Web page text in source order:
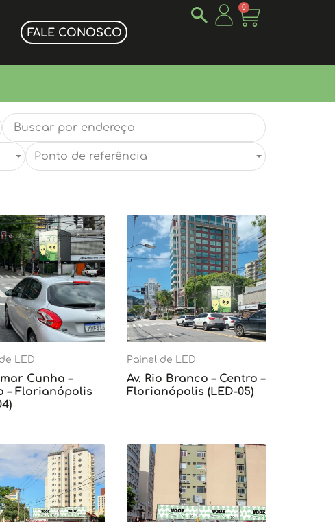
FALE CONOSCO
0
Ponto de referência
LED
Cunha –
– Florianópolis
Painel de LED
Av. Rio Branco – Centro –
Florianópolis (LED-05)